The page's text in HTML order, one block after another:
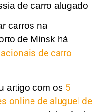
de carro alugado
carros na
de Minsk há
de carro
artigo com os 5
online de aluguel de